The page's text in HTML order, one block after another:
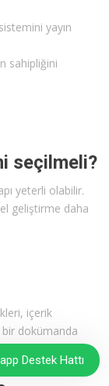
yayın
sahipliğini
seçilmeli?
yeterli olabilir.
geliştirme daha
içerik
bir dokümanda
Destek Hattı